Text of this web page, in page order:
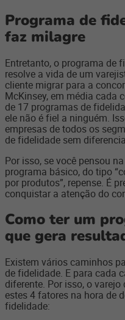
Programa de
faz milagre
Entretanto, o programa de
resolve a vida de um
cliente migrar para a
McKinsey, em média cada
de 17 programas de
ele não é fiel a ninguém.
empresas de todos os
de fidelidade sem
Por isso, se você pensou
programa básico, do tipo
por produtos”, repense. É
conquistar a atenção do
Como ter um
que gera
Existem vários caminhos
de fidelidade. E para cada
diferente. Por isso, o
estes 4 fatores na hora de
fidelidade: